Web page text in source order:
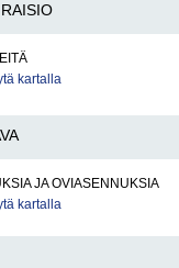
RAISIO
kartalla
JA OVIASENNUKSIA
kartalla